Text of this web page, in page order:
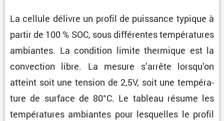
La cellule délivre un profil de puissance typique à
partir de 100 % SOC, sous diffé­rentes tempé­ra­tures
ambiantes. La condi­tion limite thermique est la
convec­tion libre. La mesure s’arrête lorsqu’on
atteint soit une tension de 2,5V, soit une tempé­ra­
ture de surface de 80°C. Le tableau résume les
tempé­ra­tures ambiantes pour lesquelles le profil